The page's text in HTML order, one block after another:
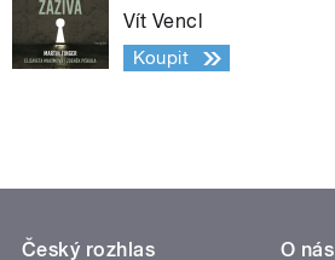
Vít Vencl
Koupit
Český rozhlas
O nás